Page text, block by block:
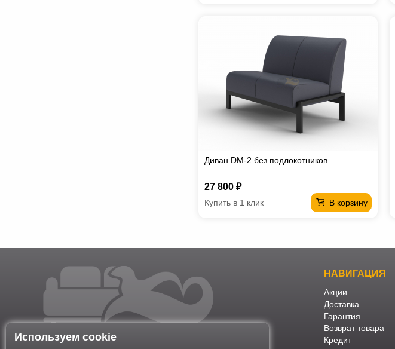
Диван DM-2 без подлокотников
27 800 ₽
В корзину
Купить в 1 клик
НАВИГАЦИЯ
Акции
Доставка
Гарантия
Возврат товара
Кредит
Используем cookie